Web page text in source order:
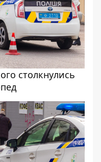
столкнулись